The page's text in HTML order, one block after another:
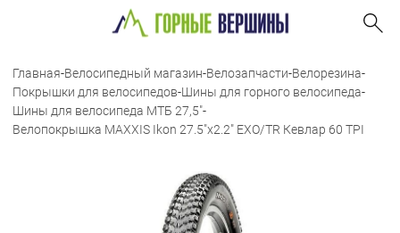
Главная-Велосипедный магазин-Велозапчасти-Велорезина-
Покрышки для велосипедов-Шины для горного велосипеда-
Шины для велосипеда МТБ 27,5"-
Велопокрышка MAXXIS Ikon 27.5"x2.2" EXO/TR Кевлар 60 TPI